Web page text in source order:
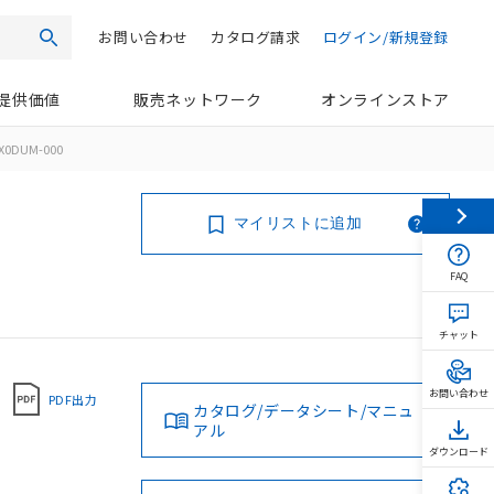
検索 ログイン/新規登録
カタログ請求
お問い合わせ
供価値 販売ネットワーク オンラインストア
000
マイリストに追加
PDF出力
カタログ/データシート/マニュ
アル
FAQ
チャット
お問い合わせ
ダウンロード